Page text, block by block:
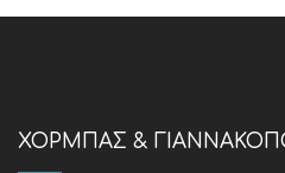
ΧΌΡΜΠΑΣ &